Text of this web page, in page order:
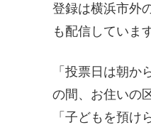
登録は横浜市外
も配信していま
「投票日は朝
の間、お住いの
「子どもを預